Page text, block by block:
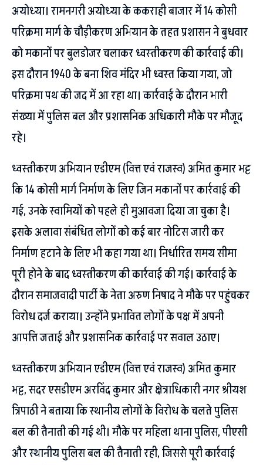
अयोध्या। रामनगरी अयोध्या के ककराही बाजार में 14 कोसी
परिक्रमा मार्ग के चौड़ीकरण अभियान के तहत प्रशासन ने बुधवार
को मकानों पर बुलडोजर चलाकर ध्वस्तीकरण की कार्रवाई की।
इस दौरान 1940 के बना शिव मंदिर भी ध्वस्त किया गया, जो
परिक्रमा पथ की जद में आ रहा था। कार्रवाई के दौरान भारी
संख्या में पुलिस बल और प्रशासनिक अधिकारी मौके पर मौजूद
रहे।
ध्वस्तीकरण अभियान एडीएम (वित्त एवं राजस्व) अमित कुमार भट्ट
कि 14 कोसी मार्ग निर्माण के लिए जिन मकानों पर कार्रवाई की
गई, उनके स्वामियों को पहले ही मुआवजा दिया जा चुका है।
इसके अलावा संबंधित लोगों को कई बार नोटिस जारी कर
निर्माण हटाने के लिए भी कहा गया था। निर्धारित समय सीमा
पूरी होने के बाद ध्वस्तीकरण की कार्रवाई की गई। कार्रवाई के
दौरान समाजवादी पार्टी के नेता अरुण निषाद ने मौके पर पहुंचकर
विरोध दर्ज कराया। उन्होंने प्रभावित लोगों के पक्ष में अपनी
आपत्ति जताई और प्रशासनिक कार्रवाई पर सवाल उठाए।
ध्वस्तीकरण अभियान एडीएम (वित्त एवं राजस्व) अमित कुमार
भट्ट, सदर एसडीएम अरविंद कुमार और क्षेत्राधिकारी नगर श्रीयश
त्रिपाठी ने बताया कि स्थानीय लोगों के विरोध के चलते पुलिस
बल की तैनाती की गई थी। मौके पर महिला थाना पुलिस, पीएसी
और स्थानीय पुलिस बल की तैनाती रही, जिससे पूरी कार्रवाई